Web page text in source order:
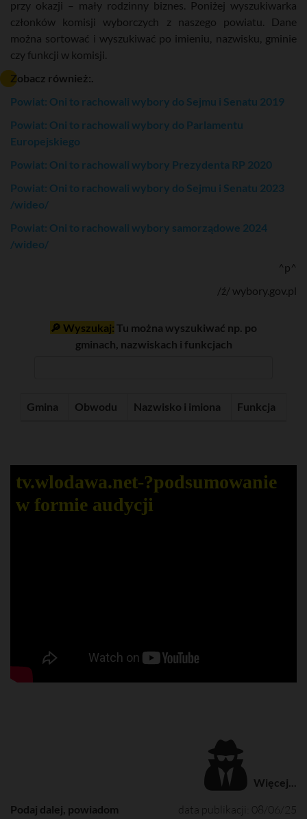
przy okazji – mały rodzinny biznes. Poniżej wyszukiwarka
członków komisji wyborczych z naszego powiatu. Dane
można sortować i wyszukiwać po imieniu, nazwisku, gminie
czy funkcji w komisji.
Zobacz również:.
Powiat: Oni to rachowali wybory do Sejmu i Senatu 2019
Powiat: Oni to rachowali wybory do Parlamentu
Europejskiego
Powiat: Oni to rachowali wybory Prezydenta RP 2020
Powiat: Oni to rachowali wybory do Sejmu i Senatu 2023
/wideo/
Powiat: Oni to rachowali wybory samorządowe 2024
/wideo/
^p^
/ź/ wybory.gov.pl
🔎 Wyszukaj: Tu można wyszukiwać np. po
gminach, nazwiskach i funkcjach
Gmina Obwodu Nazwisko i imiona Funkcja
tv.wlodawa.net-?️podsumowanie
w formie audycji
Więcej...
data publikacji: 08/06/25
Podaj dalej, powiadom